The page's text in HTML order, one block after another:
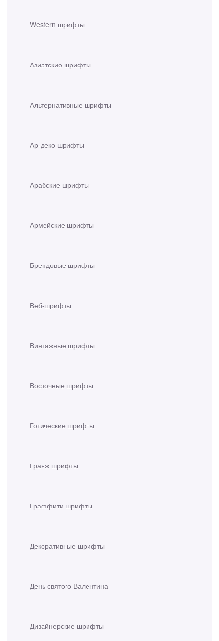
Western шрифты
Азиатские шрифты
Альтернативные шрифты
Ар-деко шрифты
Арабские шрифты
Армейские шрифты
Брендовые шрифты
Веб-шрифты
Винтажные шрифты
Восточные шрифты
Готические шрифты
Гранж шрифты
Граффити шрифты
Декоративные шрифты
День святого Валентина
Дизайнерские шрифты